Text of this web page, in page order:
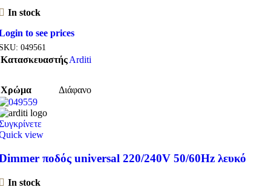
In stock
to see prices
049561
ΚατασκευαστήςArditi
Χρώμα Διάφανο
view
ποδός universal 220/240V 50/60Hz λευκό
In stock